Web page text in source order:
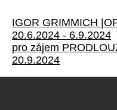
IGOR GRIMMICH
20.6.2024 - 6.9.2024
pro zájem
20.9.2024